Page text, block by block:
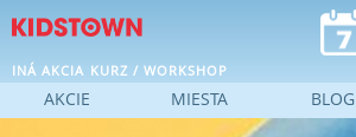
Jump to navigation
INÁ AKCIA KURZ / WORKSHOP
AKCIE MIESTA BLOG